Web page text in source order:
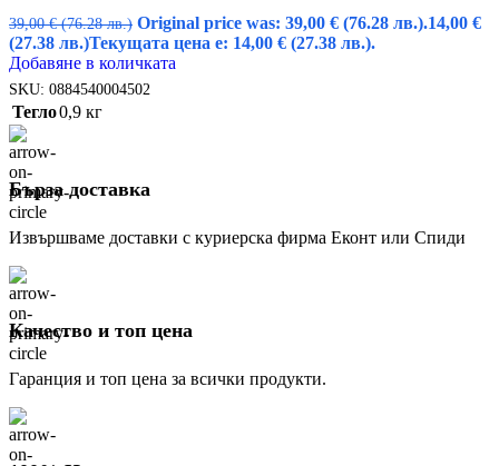
39,00€ (76.28 лв.) Original price was: 39,00 € (76.28 лв.).14,00 €
(27.38 лв.)Текущата цена е: 14,00 € (27.38 лв.).
Добавяне в количката
SKU: 0884540004502
Тегло0,9 кг
Бърза доставка
Извършваме доставки с куриерска фирма Еконт или Спиди
Качество и топ цена
Гаранция и топ цена за всички продукти.